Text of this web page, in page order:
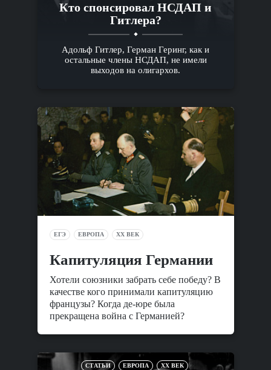
Кто спонсировал НСДАП и
Гитлера?
Адольф Гитлер, Герман Геринг, как и
остальные члены НСДАП, не имели
выходов на олигархов.
ЕГЭ ЕВРОПА XX ВЕК
Капитуляция Германии
Хотели союзники забрать себе победу? В
качестве кого принимали капитуляцию
французы? Когда де-юре была
прекращена война с Германией?
СТАТЬИ ЕВРОПА XX ВЕК